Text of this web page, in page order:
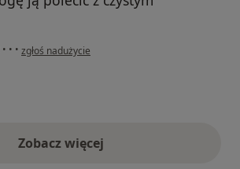
• • • w opinii użytkownika Konto zostało usunięte
zgłoś nadużycie
Zobacz więcejopinie powyżej